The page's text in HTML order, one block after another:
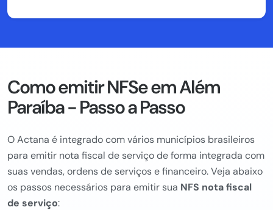
Como emitir NFSe em Além
Paraíba - Passo a Passo
O Actana é integrado com vários municípios brasileiros
para emitir nota fiscal de serviço de forma integrada com
suas vendas, ordens de serviços e financeiro. Veja abaixo
os passos necessários para emitir sua NFS nota fiscal
de serviço: